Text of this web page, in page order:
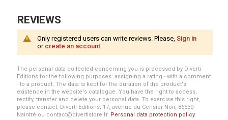
REVIEWS
Only registered users can write reviews. Please, Sign in
or create an account
The personal data collected concerning you is processed by Diverti
Editions for the following purposes: assigning a rating - with a comment
- to a product. The data is kept for the duration of the product's
existence in the website's catalogue. You have the right to access,
rectify, transfer and delete your personal data. To exercise this right,
please contact: Diverti Editions, 17, avenue du Cerisier Noir, 86530
Naintré ou contact@divertistore.fr. Personal data protection policy.